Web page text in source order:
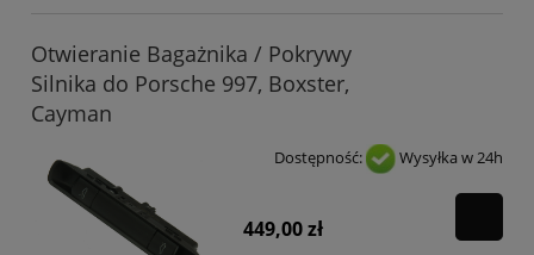
Otwieranie Bagażnika / Pokrywy
Silnika do Porsche 997, Boxster,
Cayman
Dostępność: Wysyłka w 24h
449,00 zł